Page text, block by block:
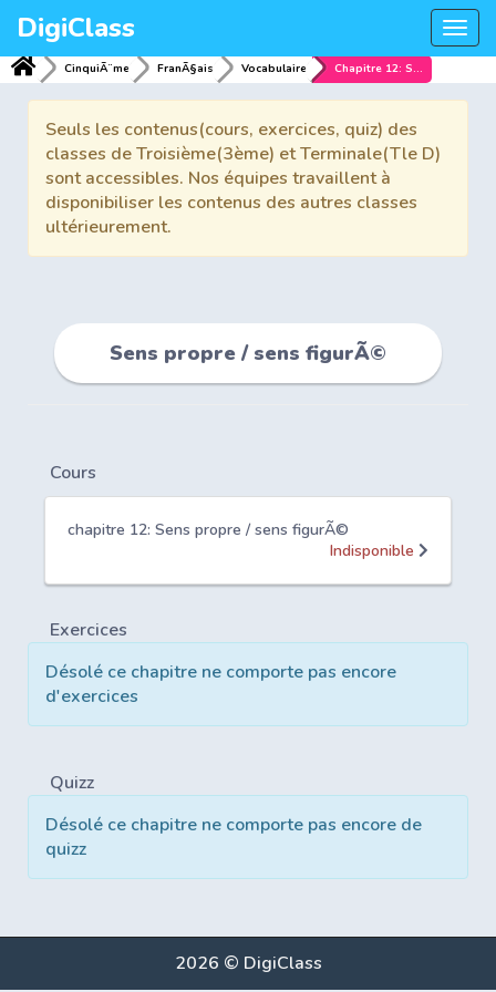
DigiClass
CinquiÃ¨me FranÃ§ais Vocabulaire Chapitre 12: Sens propre / sens figurÃ©
Seuls les contenus(cours, exercices, quiz) des
classes de Troisième(3ème) et Terminale(Tle D)
sont accessibles. Nos équipes travaillent à
disponibiliser les contenus des autres classes
ultérieurement.
Sens propre / sens figurÃ©
Cours
chapitre 12: Sens propre / sens figurÃ©
Indisponible
Exercices
Désolé ce chapitre ne comporte pas encore
d'exercices
Quizz
Désolé ce chapitre ne comporte pas encore de
quizz
2026 © DigiClass